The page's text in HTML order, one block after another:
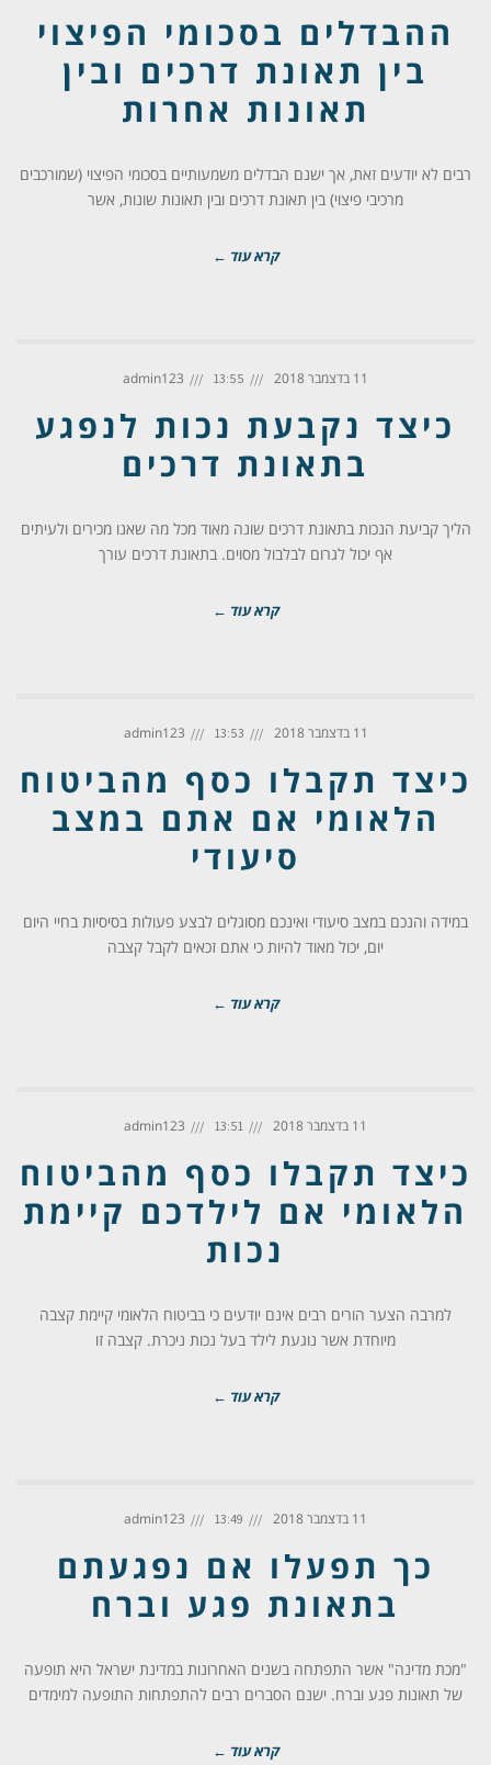
ההבדלים בסכומי הפיצוי
בין תאונת דרכים ובין
תאונות אחרות
רבים לא יודעים זאת, אך ישנם הבדלים משמעותיים בסכומי הפיצוי (שמורכבים
מרכיבי פיצוי) בין תאונת דרכים ובין תאונות שונות, אשר
קרא עוד ←
11 בדצמבר 2018 13:55
admin123
כיצד נקבעת נכות לנפגע
בתאונת דרכים
הליך קביעת הנכות בתאונת דרכים שונה מאוד מכל מה שאנו מכירים ולעיתים
אף יכול לגרום לבלבול מסוים. בתאונת דרכים עורך
קרא עוד ←
11 בדצמבר 2018 13:53
admin123
כיצד תקבלו כסף מהביטוח
הלאומי אם אתם במצב
סיעודי
במידה והנכם במצב סיעודי ואינכם מסוגלים לבצע פעולות בסיסיות בחיי היום
יום, יכול מאוד להיות כי אתם זכאים לקבל קצבה
קרא עוד ←
11 בדצמבר 2018 13:51
admin123
כיצד תקבלו כסף מהביטוח
הלאומי אם לילדכם קיימת
נכות
למרבה הצער הורים רבים אינם יודעים כי בביטוח הלאומי קיימת קצבה
מיוחדת אשר נוגעת לילד בעל נכות ניכרת. קצבה זו
קרא עוד ←
11 בדצמבר 2018 13:49
admin123
כך תפעלו אם נפגעתם
בתאונת פגע וברח
"מכת מדינה" אשר התפתחה בשנים האחרונות במדינת ישראל היא תופעה
של תאונות פגע וברח. ישנם הסברים רבים להתפתחות התופעה למימדים
קרא עוד ←